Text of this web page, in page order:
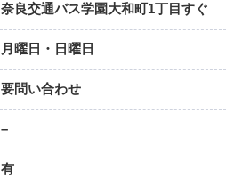
奈良交通バス学園大和町1丁目すぐ
月曜日・日曜日
要問い合わせ
–
有